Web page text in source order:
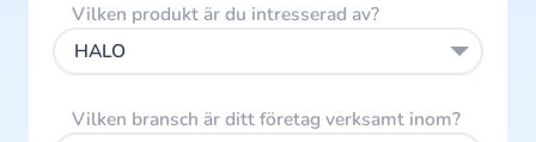
Vilken produkt är du intresserad av?
HALO
Vilken bransch är ditt företag verksamt inom?